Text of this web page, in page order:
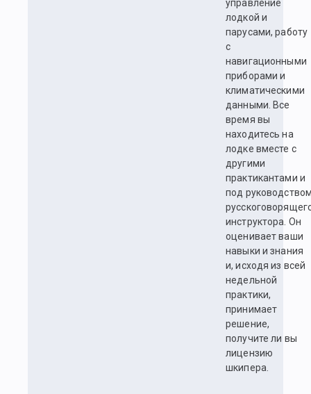
управление
лодкой и
парусами, работу
с
навигационными
приборами и
климатическими
данными. Все
время вы
находитесь на
лодке вместе с
другими
практикантами и
под
инструктора. Он
оценивает ваши
навыки и знания
и, исходя из всей
недельной
практики,
принимает
решение,
получите ли вы
лицензию
шкипера.